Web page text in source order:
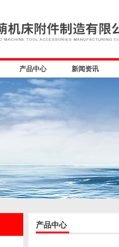
产品中心 新闻资讯
产品中心